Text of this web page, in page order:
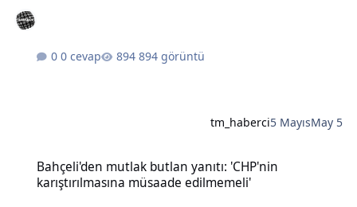
0 cevap 894 görüntü
tm_haberci5 MayısMay 5
Bahçeli'den mutlak butlan yanıtı: 'CHP'nin
karıştırılmasına müsaade edilmemeli'